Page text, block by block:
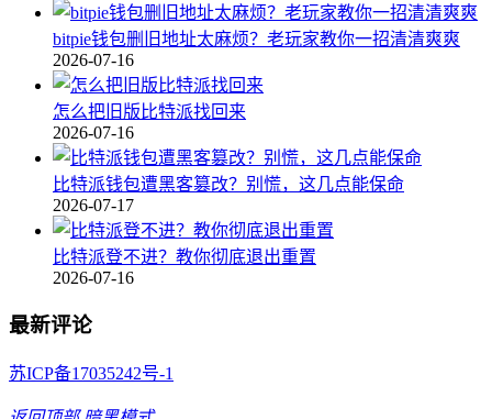
bitpie钱包删旧地址太麻烦？老玩家教你一招清清爽爽
2026-07-16
怎么把旧版比特派找回来
2026-07-16
比特派钱包遭黑客篡改？别慌，这几点能保命
2026-07-17
比特派登不进？教你彻底退出重置
2026-07-16
最新评论
苏ICP备17035242号-1